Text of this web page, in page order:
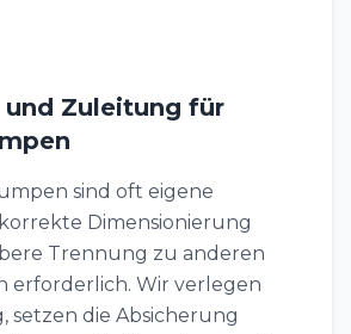
und Zuleitung für
sind oft eigene
Dimensionierung
Trennung zu anderen
erforderlich. Wir verlegen
setzen die Absicherung